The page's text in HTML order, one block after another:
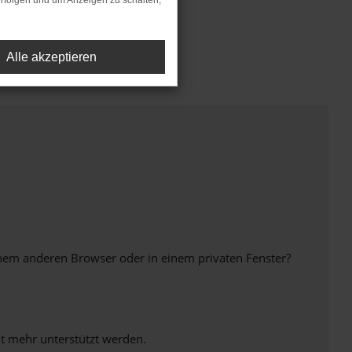
anderen Browser oder in einem privaten Fenster?
mehr unterstützt werden.
Alle akzeptieren